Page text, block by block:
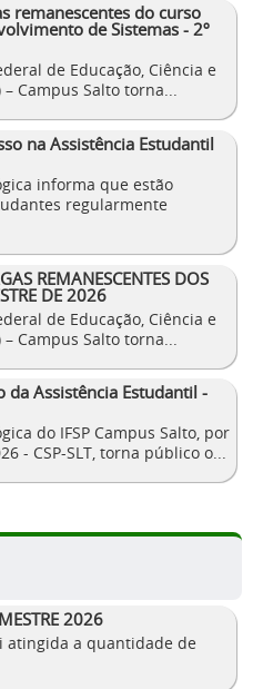
remanescentes do curso
de Sistemas - 2º
de Educação, Ciência e
– Campus Salto torna...
na Assistência Estudantil
informa que estão
regularmente
REMANESCENTES DOS
DE 2026
de Educação, Ciência e
Campus Salto torna...
da Assistência Estudantil -
do IFSP Campus Salto, por
- CSP-SLT, torna público o...
2026
atingida a quantidade de